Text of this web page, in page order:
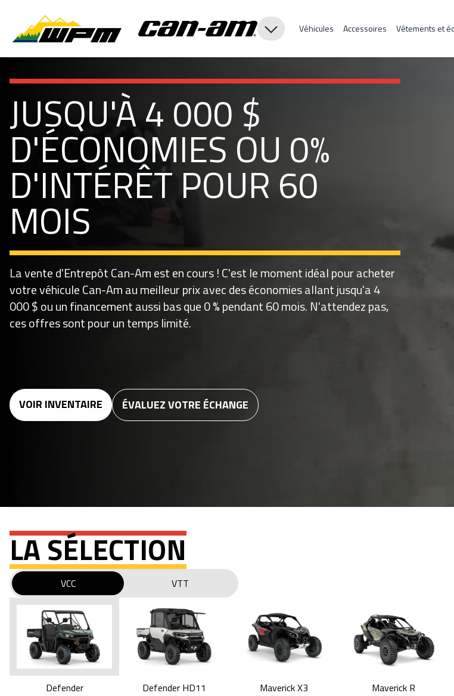
Véhicules Accessoires Vêtements et
JUSQU'À 4 000 $
D'ÉCONOMIES OU 0%
D'INTÉRÊT POUR 60
MOIS
La vente d'Entrepôt Can-Am est en cours ! C'est le moment idéal pour acheter
votre véhicule Can-Am au meilleur prix avec des économies allant jusqu'a 4
000 $ ou un financement aussi bas que 0 % pendant 60 mois. N'attendez pas,
ces offres sont pour un temps limité.
VOIR INVENTAIRE ÉVALUEZ VOTRE ÉCHANGE
LA SÉLECTION
VCC VTT
Defender Defender HD11 Maverick X3 Maverick R